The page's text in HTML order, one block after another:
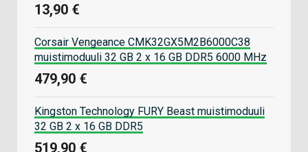
13,90 €
Corsair Vengeance CMK32GX5M2B6000C38
muistimoduuli 32 GB 2 x 16 GB DDR5 6000 MHz
479,90 €
Kingston Technology FURY Beast muistimoduuli
32 GB 2 x 16 GB DDR5
519,90 €